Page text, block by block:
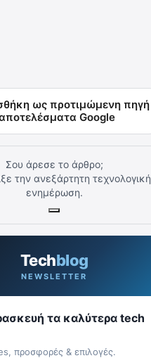
ως προτιμώμενη πηγή
Google
Σου άρεσε το άρθρο;
την ανεξάρτητη τεχνολογική
ενημέρωση.
Techblog
NEWSLETTER
τα καλύτερα tech
προσφορές & επιλογές.